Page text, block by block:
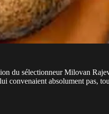
du sélectionneur Milovan
convenaient absolument pas,